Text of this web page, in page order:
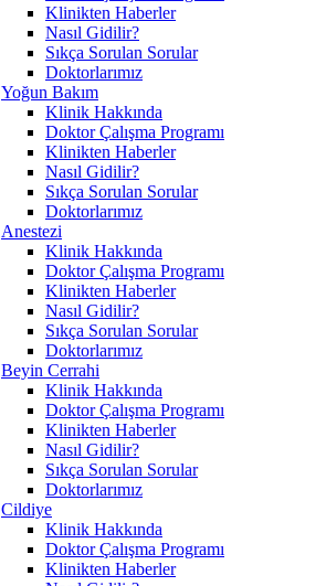
Klinikten Haberler
Nasıl Gidilir?
Sıkça Sorulan Sorular
Doktorlarımız
Yoğun Bakım
Klinik Hakkında
Doktor Çalışma Programı
Klinikten Haberler
Nasıl Gidilir?
Sıkça Sorulan Sorular
Doktorlarımız
Anestezi
Klinik Hakkında
Doktor Çalışma Programı
Klinikten Haberler
Nasıl Gidilir?
Sıkça Sorulan Sorular
Doktorlarımız
Beyin Cerrahi
Klinik Hakkında
Doktor Çalışma Programı
Klinikten Haberler
Nasıl Gidilir?
Sıkça Sorulan Sorular
Doktorlarımız
Cildiye
Klinik Hakkında
Doktor Çalışma Programı
Klinikten Haberler